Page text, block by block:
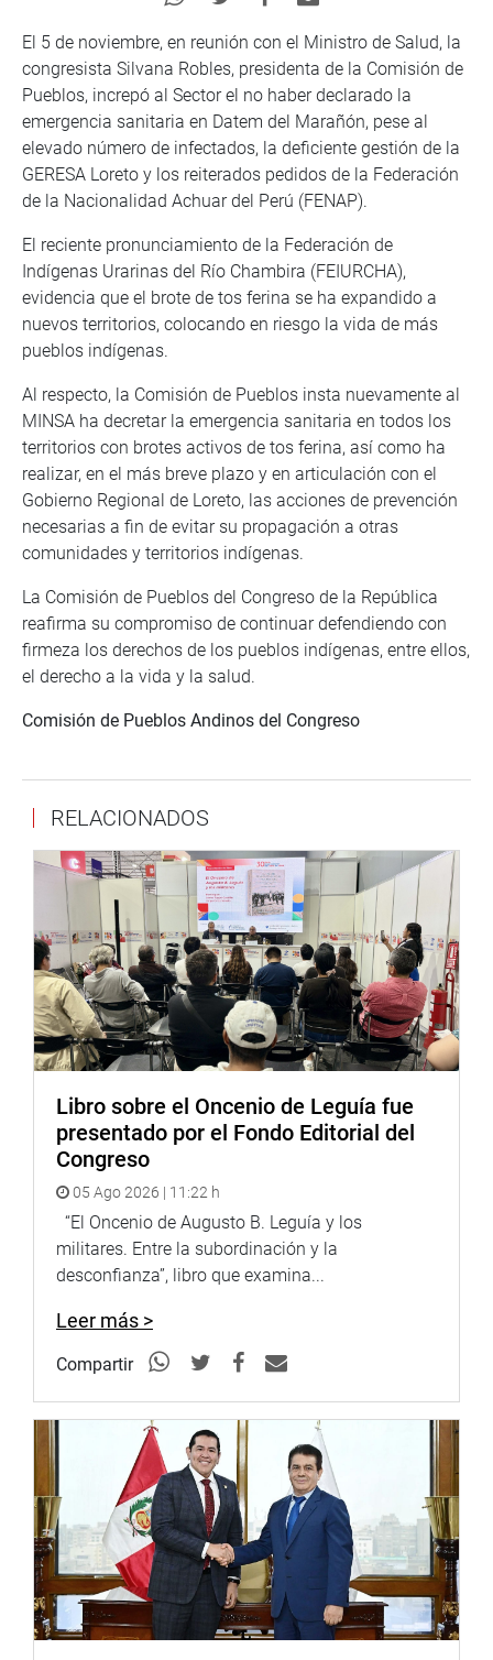
El 5 de noviembre, en reunión con el Ministro de Salud, la
congresista Silvana Robles, presidenta de la Comisión de
Pueblos, increpó al Sector el no haber declarado la
emergencia sanitaria en Datem del Marañón, pese al
elevado número de infectados, la deficiente gestión de la
GERESA Loreto y los reiterados pedidos de la Federación
de la Nacionalidad Achuar del Perú (FENAP).
El reciente pronunciamiento de la Federación de
Indígenas Urarinas del Río Chambira (FEIURCHA),
evidencia que el brote de tos ferina se ha expandido a
nuevos territorios, colocando en riesgo la vida de más
pueblos indígenas.
Al respecto, la Comisión de Pueblos insta nuevamente al
MINSA ha decretar la emergencia sanitaria en todos los
territorios con brotes activos de tos ferina, así como ha
realizar, en el más breve plazo y en articulación con el
Gobierno Regional de Loreto, las acciones de prevención
necesarias a fin de evitar su propagación a otras
comunidades y territorios indígenas.
La Comisión de Pueblos del Congreso de la República
reafirma su compromiso de continuar defendiendo con
firmeza los derechos de los pueblos indígenas, entre ellos,
el derecho a la vida y la salud.
Comisión de Pueblos Andinos del Congreso
RELACIONADOS
Libro sobre el Oncenio de Leguía fue
presentado por el Fondo Editorial del
Congreso
05 Ago 2026 | 11:22 h
“El Oncenio de Augusto B. Leguía y los
militares. Entre la subordinación y la
desconfianza”, libro que examina...
Leer más >
Compartir